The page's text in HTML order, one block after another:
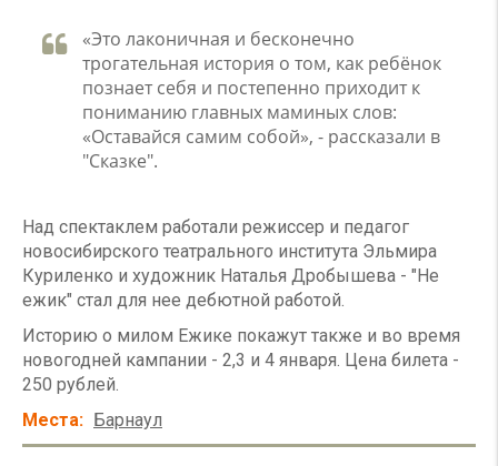
«Это лаконичная и бесконечно
трогательная история о том, как ребёнок
познает себя и постепенно приходит к
пониманию главных маминых слов:
«Оставайся самим собой», - рассказали в
"Сказке".
Над спектаклем работали режиссер и педагог
новосибирского театрального института Эльмира
Куриленко и художник Наталья Дробышева - "Не
ежик" стал для нее дебютной работой.
Историю о милом Ежике покажут также и во время
новогодней кампании - 2,3 и 4 января. Цена билета -
250 рублей.
Места
Барнаул